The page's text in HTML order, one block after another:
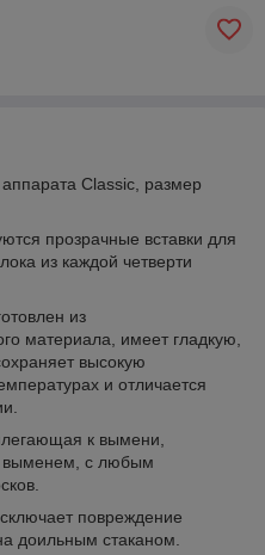
Classic, размер
прозрачные вставки для
из каждой четверти
из
материала, имеет гладкую,
высокую
и отличается
к вымени,
выменем, с любым
повреждение
доильным стаканом.